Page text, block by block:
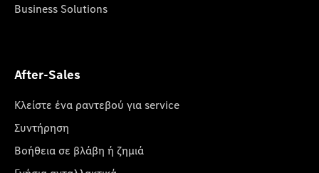
Business Solutions
After-Sales
Κλείστε ένα ραντεβού για service
Συντήρηση
Βοήθεια σε βλάβη ή ζημιά